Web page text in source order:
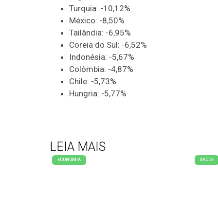
Turquia: -10,12%
México: -8,50%
Tailândia: -6,95%
Coreia do Sul: -6,52%
Indonésia: -5,67%
Colômbia: -4,87%
Chile: -5,73%
Hungria: -5,77%
LEIA MAIS
ECONOMIA SAÚDE